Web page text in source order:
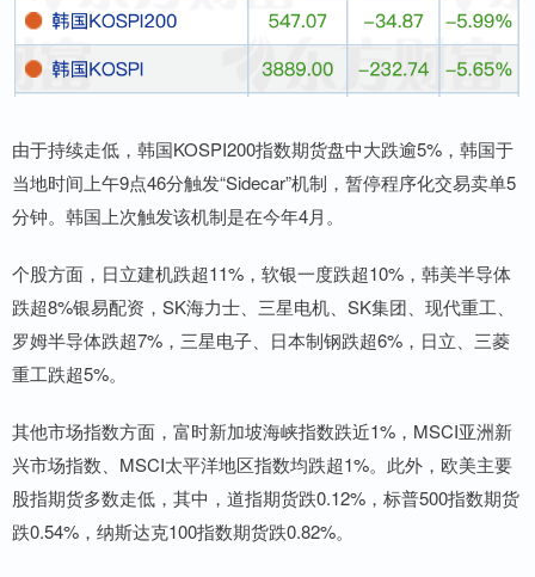
由于持续走低，韩国KOSPI200指数期货盘中大跌逾5%，韩国于
当地时间上午9点46分触发“Sidecar”机制，暂停程序化交易卖单5
分钟。韩国上次触发该机制是在今年4月。
个股方面，日立建机跌超11%，软银一度跌超10%，韩美半导体
跌超8%银易配资，SK海力士、三星电机、SK集团、现代重工、
罗姆半导体跌超7%，三星电子、日本制钢跌超6%，日立、三菱
重工跌超5%。
其他市场指数方面，富时新加坡海峡指数跌近1%，MSCI亚洲新
兴市场指数、MSCI太平洋地区指数均跌超1%。此外，欧美主要
股指期货多数走低，其中，道指期货跌0.12%，标普500指数期货
跌0.54%，纳斯达克100指数期货跌0.82%。